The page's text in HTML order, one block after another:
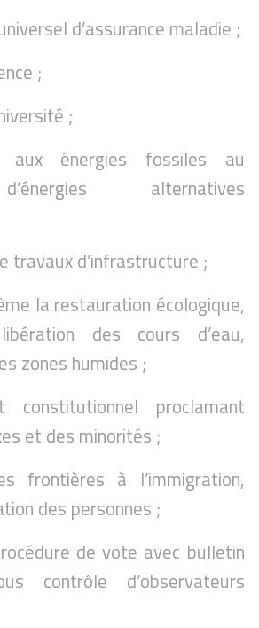
d’assurance maladie ;
;
;
aux énergies fossiles au
alternatives
travaux d’infrastructure ;
la restauration écologique,
des cours d’eau,
zones humides ;
constitutionnel proclamant
et des minorités ;
frontières à l’immigration,
des personnes ;
de vote avec bulletin
contrôle d’observateurs